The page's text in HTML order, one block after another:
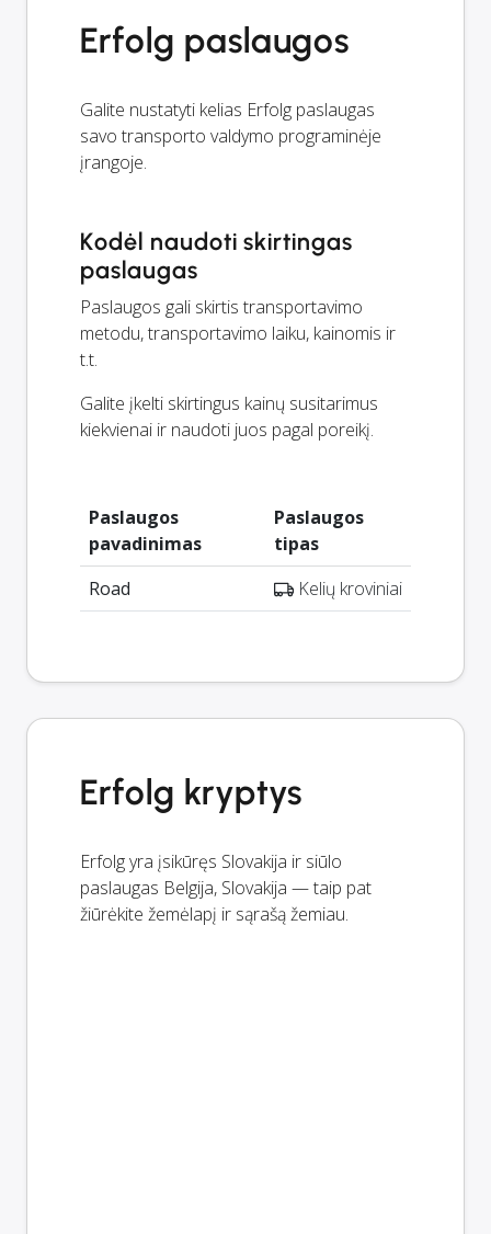
Erfolg paslaugos
Galite nustatyti kelias Erfolg paslaugas
savo transporto valdymo programinėje
įrangoje.
Kodėl naudoti skirtingas
paslaugas
Paslaugos gali skirtis transportavimo
metodu, transportavimo laiku, kainomis ir
t.t.
Galite įkelti skirtingus kainų susitarimus
kiekvienai ir naudoti juos pagal poreikį.
Paslaugos
pavadinimas
Paslaugos
tipas
Road
Kelių kroviniai
Erfolg kryptys
Erfolg yra įsikūręs Slovakija ir siūlo
paslaugas Belgija, Slovakija — taip pat
žiūrėkite žemėlapį ir sąrašą žemiau.